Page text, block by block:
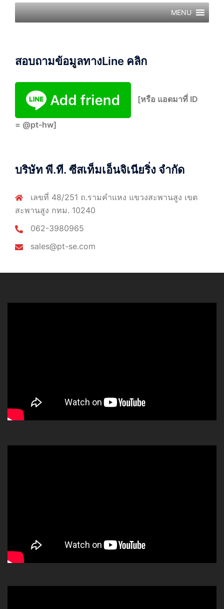
MENU
สอบถามข้อมูลทางLine คลิก
[หรือ แอดมาที่ ID
= @pt-hw]
บริษัท พี.ที. ซีสเท็มเอ็นจิเนียริ่ง จำกัด
เลขที่ 48/251 ถ.รามคำแหง แขวงสะพานสูง เขต
สะพานสูง กทม. 10240
062-3980965
sales@pt-se.com